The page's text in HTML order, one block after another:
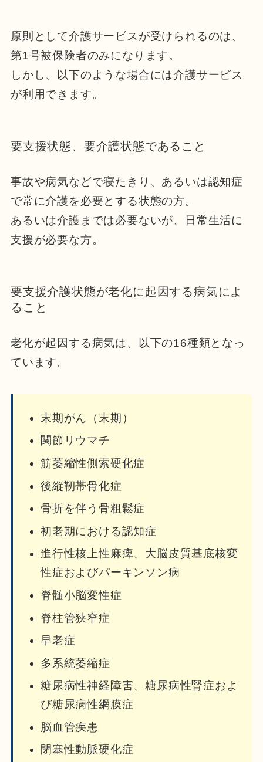
原則として介護サービスが受けられるのは、
第1号被保険者のみになります。
しかし、以下のような場合には介護サービス
が利用できます。
要支援状態、要介護状態であること
事故や病気などで寝たきり、あるいは認知症
で常に介護を必要とする状態の方。
あるいは介護までは必要ないが、日常生活に
支援が必要な方。
要支援介護状態が老化に起因する病気によ
ること
老化が起因する病気は、以下の16種類となっ
ています。
末期がん（末期）
関節リウマチ
筋萎縮性側索硬化症
後縦靭帯骨化症
骨折を伴う骨粗鬆症
初老期における認知症
進行性核上性麻痺、大脳皮質基底核変
性症およびパーキンソン病
脊髄小脳変性症
脊柱管狭窄症
早老症
多系統萎縮症
糖尿病性神経障害、糖尿病性腎症およ
び糖尿病性網膜症
脳血管疾患
閉塞性動脈硬化症